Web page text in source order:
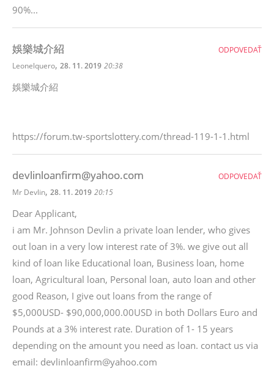
90%...
娛樂城介紹
Leonelquero, 28. 11. 2019 20:38
娛樂城介紹
https://forum.tw-sportslottery.com/thread-119-1-1.html
ODPOVEDAŤ
devlinloanfirm@yahoo.com
Mr Devlin, 28. 11. 2019 20:15
Dear Applicant,
i am Mr. Johnson Devlin a private loan lender, who gives
out loan in a very low interest rate of 3%. we give out all
kind of loan like Educational loan, Business loan, home
loan, Agricultural loan, Personal loan, auto loan and other
good Reason, I give out loans from the range of
$5,000USD- $90,000,000.00USD in both Dollars Euro and
Pounds at a 3% interest rate. Duration of 1- 15 years
depending on the amount you need as loan. contact us via
email: devlinloanfirm@yahoo.com
ODPOVEDAŤ